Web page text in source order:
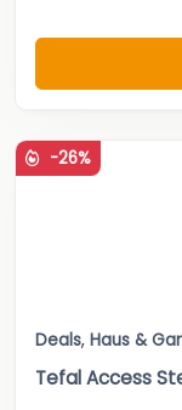
-26%
Deals, Haus &
Tefal Access